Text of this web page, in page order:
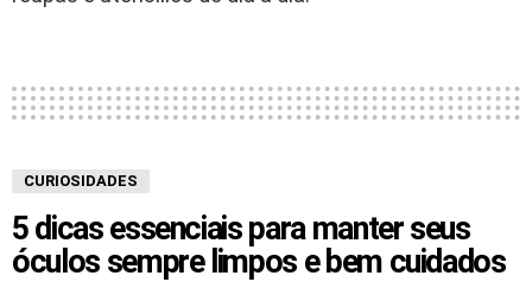
CURIOSIDADES
5 dicas essenciais para manter seus
óculos sempre limpos e bem cuidados